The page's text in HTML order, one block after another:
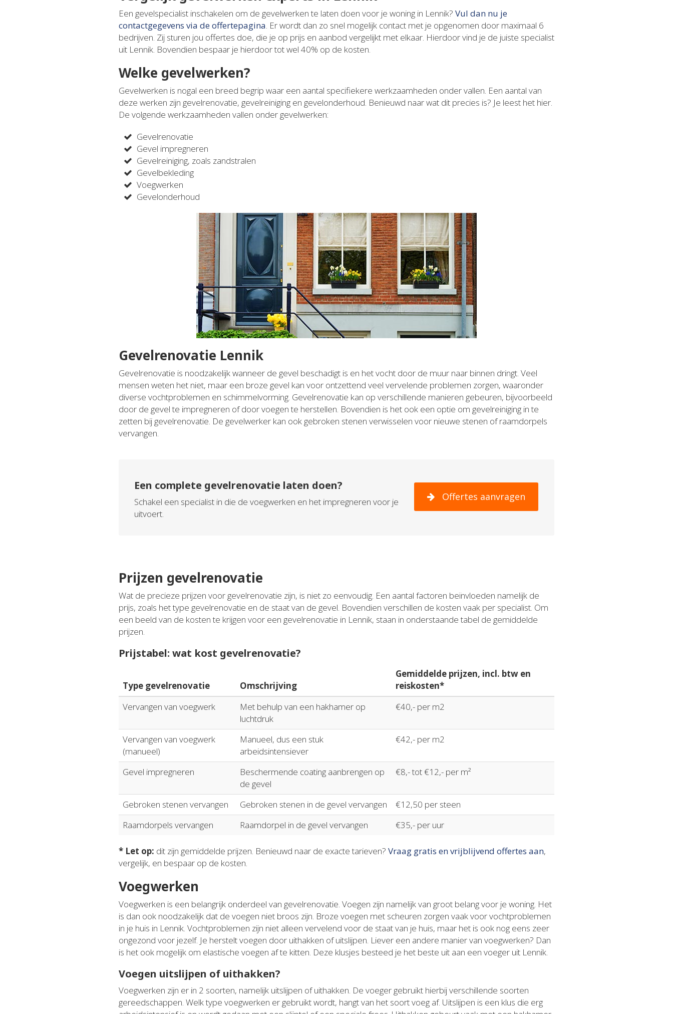
Een gevelspecialist inschakelen om de gevelwerken te laten doen voor je woning in Lennik? Vul dan nu je
contactgegevens via de offertepagina. Er wordt dan zo snel mogelijk contact met je opgenomen door maximaal 6
bedrijven. Zij sturen jou offertes doe, die je op prijs en aanbod vergelijkt met elkaar. Hierdoor vind je de juiste specialist
uit Lennik. Bovendien bespaar je hierdoor tot wel 40% op de kosten.
Welke gevelwerken?
Gevelwerken is nogal een breed begrip waar een aantal specifiekere werkzaamheden onder vallen. Een aantal van
deze werken zijn gevelrenovatie, gevelreiniging en gevelonderhoud. Benieuwd naar wat dit precies is? Je leest het hier.
De volgende werkzaamheden vallen onder gevelwerken:
Gevelrenovatie
Gevel impregneren
Gevelreiniging, zoals zandstralen
Gevelbekleding
Voegwerken
Gevelonderhoud
Gevelrenovatie Lennik
Gevelrenovatie is noodzakelijk wanneer de gevel beschadigt is en het vocht door de muur naar binnen dringt. Veel
mensen weten het niet, maar een broze gevel kan voor ontzettend veel vervelende problemen zorgen, waaronder
diverse vochtproblemen en schimmelvorming. Gevelrenovatie kan op verschillende manieren gebeuren, bijvoorbeeld
door de gevel te impregneren of door voegen te herstellen. Bovendien is het ook een optie om gevelreiniging in te
zetten bij gevelrenovatie. De gevelwerker kan ook gebroken stenen verwisselen voor nieuwe stenen of raamdorpels
vervangen.
Een complete gevelrenovatie laten doen?
Schakel een specialist in die de voegwerken en het impregneren voor je
uitvoert.
Offertes aanvragen
Prijzen gevelrenovatie
Wat de precieze prijzen voor gevelrenovatie zijn, is niet zo eenvoudig. Een aantal factoren beïnvloeden namelijk de
prijs, zoals het type gevelrenovatie en de staat van de gevel. Bovendien verschillen de kosten vaak per specialist. Om
een beeld van de kosten te krijgen voor een gevelrenovatie in Lennik, staan in onderstaande tabel de gemiddelde
prijzen.
Prijstabel: wat kost gevelrenovatie?
Type gevelrenovatie Omschrijving
Gemiddelde prijzen, incl. btw en
reiskosten*
Vervangen van voegwerk
Met behulp van een hakhamer op
luchtdruk
€40,- per m2
Vervangen van voegwerk
(manueel)
Manueel, dus een stuk
arbeidsintensiever
€42,- per m2
Gevel impregneren
Beschermende coating aanbrengen op
de gevel
€8,- tot €12,- per m²
Gebroken stenen vervangen Gebroken stenen in de gevel vervangen
€12,50 per steen
Raamdorpels vervangen
Raamdorpel in de gevel vervangen €35,- per uur
* Let op: dit zijn gemiddelde prijzen. Benieuwd naar de exacte tarieven? Vraag gratis en vrijblijvend offertes aan,
vergelijk, en bespaar op de kosten.
Voegwerken
Voegwerken is een belangrijk onderdeel van gevelrenovatie. Voegen zijn namelijk van groot belang voor je woning. Het
is dan ook noodzakelijk dat de voegen niet broos zijn. Broze voegen met scheuren zorgen vaak voor vochtproblemen
in je huis in Lennik. Vochtproblemen zijn niet alleen vervelend voor de staat van je huis, maar het is ook nog eens zeer
ongezond voor jezelf. Je herstelt voegen door uithakken of uitslijpen. Liever een andere manier van voegwerken? Dan
is het ook mogelijk om elastische voegen af te kitten. Deze klusjes besteed je het beste uit aan een voeger uit Lennik.
Voegen uitslijpen of uithakken?
Voegwerken zijn er in 2 soorten, namelijk uitslijpen of uithakken. De voeger gebruikt hierbij verschillende soorten
gereedschappen. Welk type voegwerken er gebruikt wordt, hangt van het soort voeg af. Uitslijpen is een klus die erg